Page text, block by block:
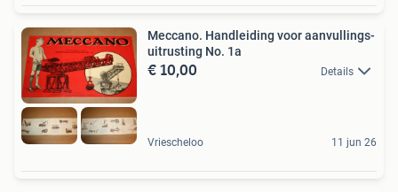
Meccano. Handleiding voor aanvullings-
uitrusting No. 1a
€ 10,00 Details
Vriescheloo 11 jun 26